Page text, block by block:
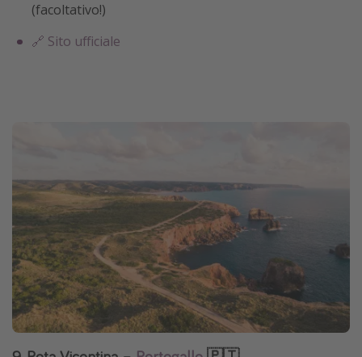
(facoltativo!)
🔗 Sito ufficiale